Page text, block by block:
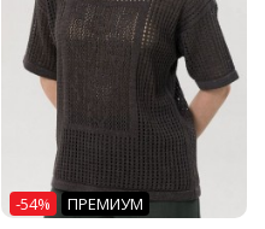
-54% ПРЕМИУМ